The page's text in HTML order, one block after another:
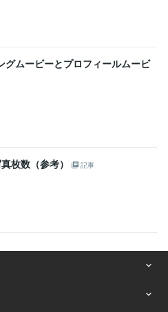
グムービーとプロフィールムービ
枚数（参考）
記事